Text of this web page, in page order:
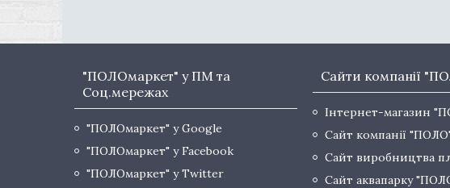
"ПОЛОмаркет" у ПМ та
Соц.мережах
"ПОЛОмаркет" у Google
"ПОЛОмаркет" у Facebook
"ПОЛОмаркет" у Twitter
Сайти компанії
Інтернет-магазин
Сайт компанії
Сайт виробництва
Сайт аквапарку